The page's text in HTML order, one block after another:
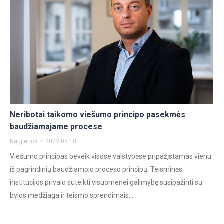
Neribotai taikomo viešumo principo pasekmės
baudžiamajame procese
Naujienos 2022 05 18
Viešumo principas beveik visose valstybėse pripažįstamas vienu
iš pagrindinių baudžiamojo proceso principų. Teisminės
institucijos privalo suteikti visuomenei galimybę susipažinti su
bylos medžiaga ir teismo sprendimais,…